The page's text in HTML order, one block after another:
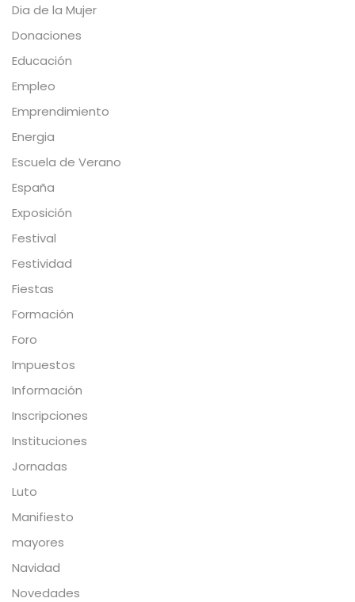
Dia de la Mujer
Donaciones
Educación
Empleo
Emprendimiento
Energia
Escuela de Verano
España
Exposición
Festival
Festividad
Fiestas
Formación
Foro
Impuestos
Información
Inscripciones
Instituciones
Jornadas
Luto
Manifiesto
mayores
Navidad
Novedades